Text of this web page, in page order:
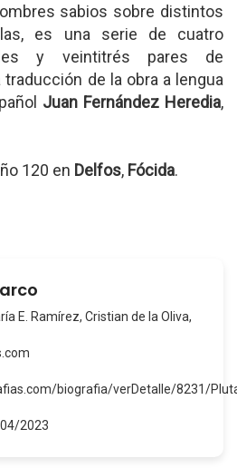
sabios sobre distintos
es una serie de cuatro
y veintitrés pares de
de la obra a lengua
Juan Fernández Heredia,
120 en Delfos, Fócida.
E. Ramírez, Cristian de la Oliva,
biografia/verDetalle/8231/
2023